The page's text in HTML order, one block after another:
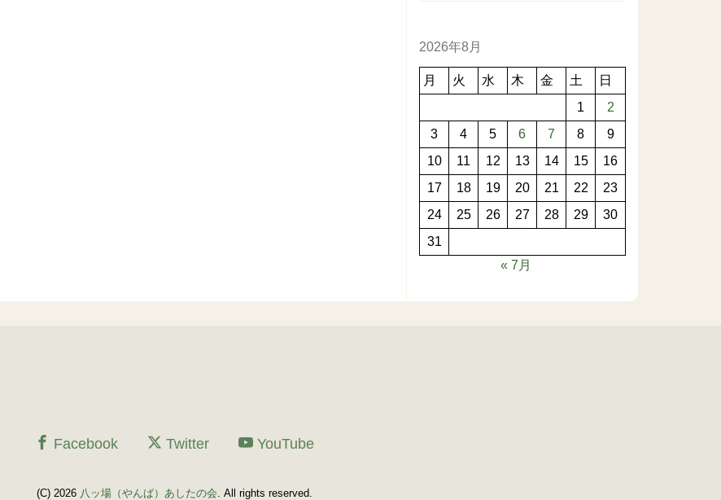
2026年8月
月 火 水 木 金 土
日
1
2
3
4 5 6 7 8
9
10
11 12 13 14 15
16
17
18 19 20 21 22
23
24
25 26 27 28 29
30
31
« 7月
Facebook Twitter YouTube
(C) 2026 八ッ場（やんば）あしたの会. All rights reserved.